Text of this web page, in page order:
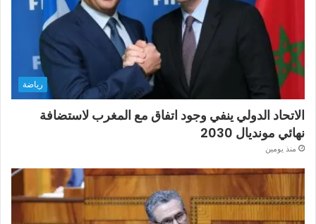
رياضة
الاتحاد الدولي ينفي وجود اتفاق مع المغرب لاستضافة
نهائي مونديال 2030
منذ يومين